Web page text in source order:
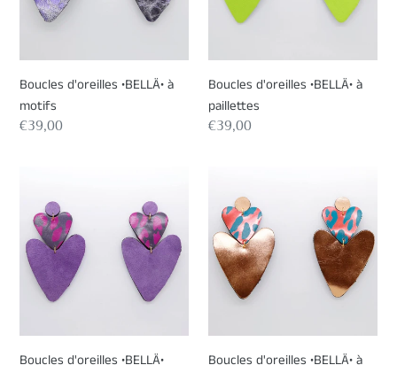
Boucles d'oreilles •BELLÄ• à
motifs
Prix
€39,00
Boucles d'oreilles •BELLÄ• à
paillettes
Prix
€39,00
d'oreilles
•BELLÄ•
violettes
Boucles d'oreilles •BELLÄ•
d'oreilles
•BELLÄ•
à
motifs
Boucles d'oreilles •BELLÄ• à